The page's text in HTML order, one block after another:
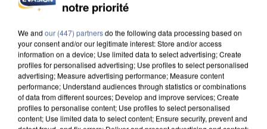
APRÈS TOUTES CES CANICULES, LES REFUGES
DE FAUNE SAUVAGE SONT...
notre priorité
We and our (447) partnersdo the following data processing based on
your consent and/or our legitimate interest: Store and/or access
information on a device; Use limited data to select advertising; Create
profiles for personalised advertising; Use profiles to select personalised
advertising; Measure advertising performance; Measure content
performance; Understand audiences through statistics or combinations
of data from different sources; Develop and improve services; Create
profiles to personalise content; Use profiles to select personalised
content; Use limited data to select content; Ensure security, prevent and